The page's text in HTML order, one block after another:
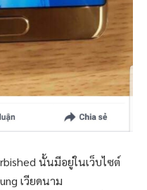
นั้นมีอยู่ในเว็บไซต์
เวียดนาม